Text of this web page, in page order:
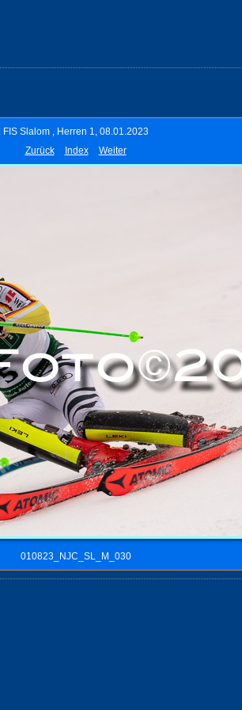
FIS Slalom , Herren 1, 08.01.2023
Zurück
Index Weiter
010823_NJC_SL_M_030